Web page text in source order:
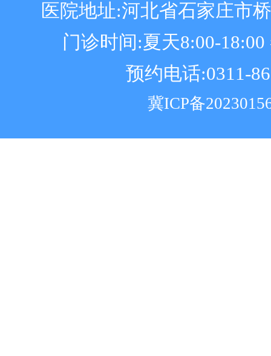
医院地址:河北省石家庄市
门诊时间:夏天8:00-18:00
预约电话:0311-
冀ICP备